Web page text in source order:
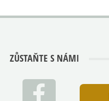
ZŮSTAŇTE S NÁMI